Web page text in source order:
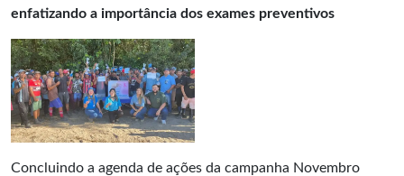
enfatizando a importância dos exames preventivos
Concluindo a agenda de ações da campanha Novembro